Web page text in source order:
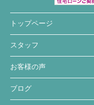
トップページ
スタッフ
お客様の声
ブログ